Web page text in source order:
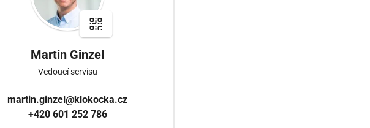
Martin Ginzel
Vedoucí servisu
martin.ginzel@klokocka.cz
+420 601 252 786